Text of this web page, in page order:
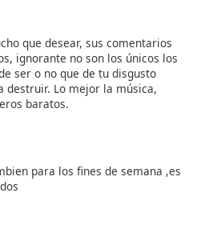
que desear, sus comentarios
ignorante no son los únicos los
ser o no que de tu disgusto
destruir. Lo mejor la música,
baratos.
para los fines de semana ,es